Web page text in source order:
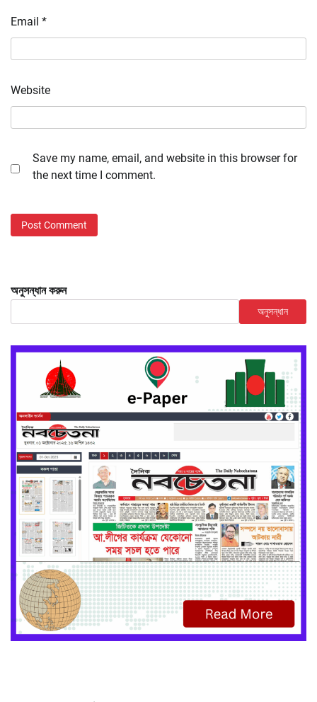
Email *
Website
Save my name, email, and website in this browser for
the next time I comment.
অনুসন্ধান করুন
অনুসন্ধান